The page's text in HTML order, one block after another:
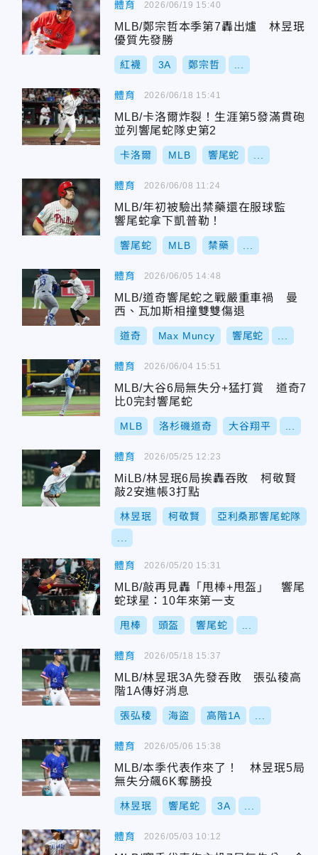
體育
MLB/鄭宗哲本季第7轟出爐 林昱珉
優質先發勝
紅襪 3A 鄭宗哲
2026/06/19 15:40
體育
MLB/卡洛爾炸裂！生涯第5發滿貫砲
並列響尾蛇隊史第2
卡洛爾 MLB 響尾蛇
2026/06/18 15:41
體育
MLB/年初被驗出禁藥還在服球監
響尾蛇拿下凱普勒！
響尾蛇 MLB 禁藥
2026/06/08 11:24
體育
MLB/道奇響尾蛇之戰嚴重車禍 曼
西、瓦加斯相撞雙雙傷退
道奇 Max Muncy 響尾蛇
2026/06/05 14:48
體育
MLB/大谷6局無失分+猛打賞 道奇7
比0完封響尾蛇
MLB 洛杉磯道奇 大谷翔平
2026/06/04 15:51
體育
MiLB/林昱珉6局挨轟吞敗 柯敬賢
敲2安進帳3打點
林昱珉 柯敬賢 亞利桑那響尾蛇隊
2026/05/25 12:23
體育
MLB/敲再見轟「甩棒+甩盔」 響尾
蛇球星：10年來第一支
甩棒 頭盔 響尾蛇
2026/05/20 15:31
體育
MLB/林昱珉3A先發吞敗 張弘稜高
階1A傳好消息
張弘稜 海盜 高階1A
2026/05/18 15:37
體育
MLB/本季代表作來了！ 林昱珉5局
無失分飆6K奪勝投
林昱珉 響尾蛇 3A
2026/05/06 15:38
體育 2026/05/03 10:12